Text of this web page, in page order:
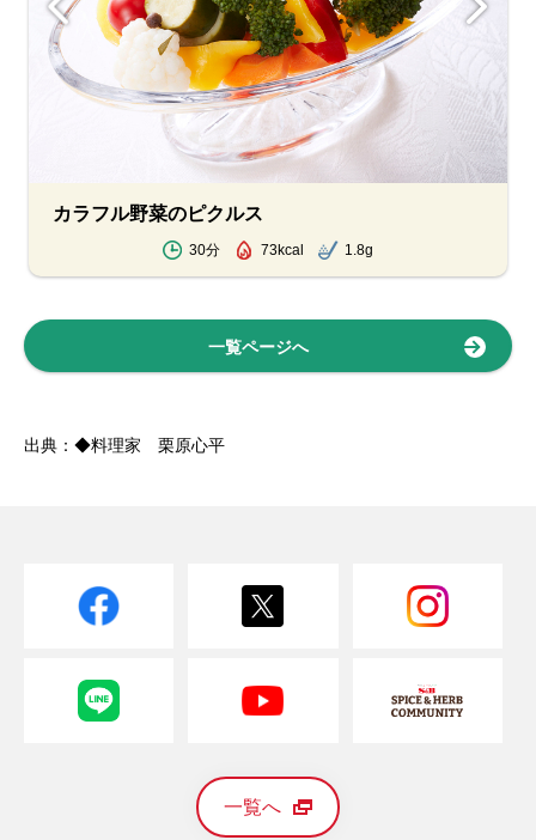
カラフル野菜のピクルス
30分 73kcal 1.8g
一覧ページへ
出典：◆料理家 栗原心平
一覧へ